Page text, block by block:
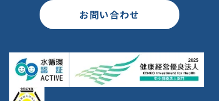
お問い合わせ